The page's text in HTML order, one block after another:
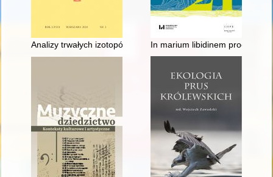
Analizy trwałych izotopów a problem pochodzenia Słowian :
In marium libidinem proclivus" :